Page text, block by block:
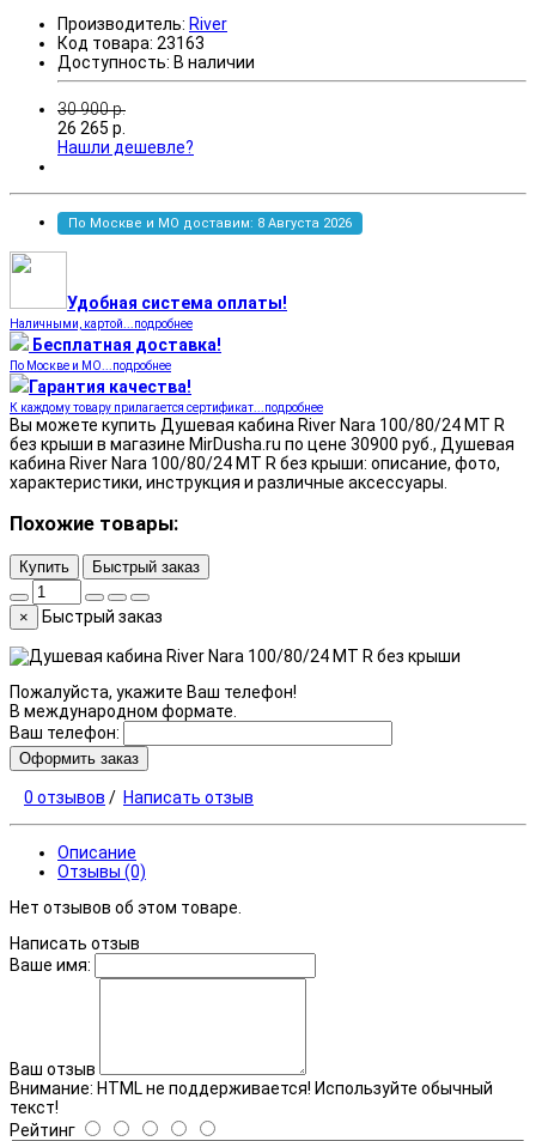
Производитель: River
Код товара: 23163
Доступность: В наличии
30 900р.
26 265 р.
Нашли дешевле?
По Москве и МО доставим: 8 Августа 2026
Удобная система оплаты!
Наличными, картой...подробнее
Бесплатная доставка!
По Москве и МО...подробнее
Гарантия качества!
К каждому товару прилагается сертификат...подробнее
Вы можете купить Душевая кабина River Nara 100/80/24 MT R
без крыши в магазине MirDusha.ru по цене 30900 руб., Душевая
кабина River Nara 100/80/24 MT R без крыши: описание, фото,
характеристики, инструкция и различные аксессуары.
Похожие товары:
Купить Быстрый заказ
× Быстрый заказ
Пожалуйста, укажите Ваш телефон!
В международном формате.
Ваш телефон:
Оформить заказ
0 отзывов / Написать отзыв
Описание
Отзывы (0)
Нет отзывов об этом товаре.
Написать отзыв
Ваше имя:
Ваш отзыв
Внимание: HTML не поддерживается! Используйте обычный
текст!
Рейтинг